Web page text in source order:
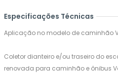
Especificações Técnicas
Aplicação no modelo de caminhão
Coletor dianteiro e/ou traseiro do
renovada para caminhão e ônibus